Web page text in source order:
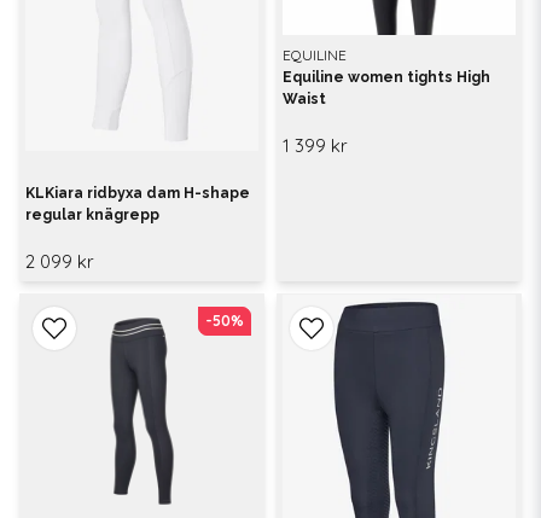
KLKiara ridbyxa dam H-shape
regular knägrepp
2 099 kr
EQUILINE
Equiline women tights High
Waist
1 399 kr
-50%
-50%